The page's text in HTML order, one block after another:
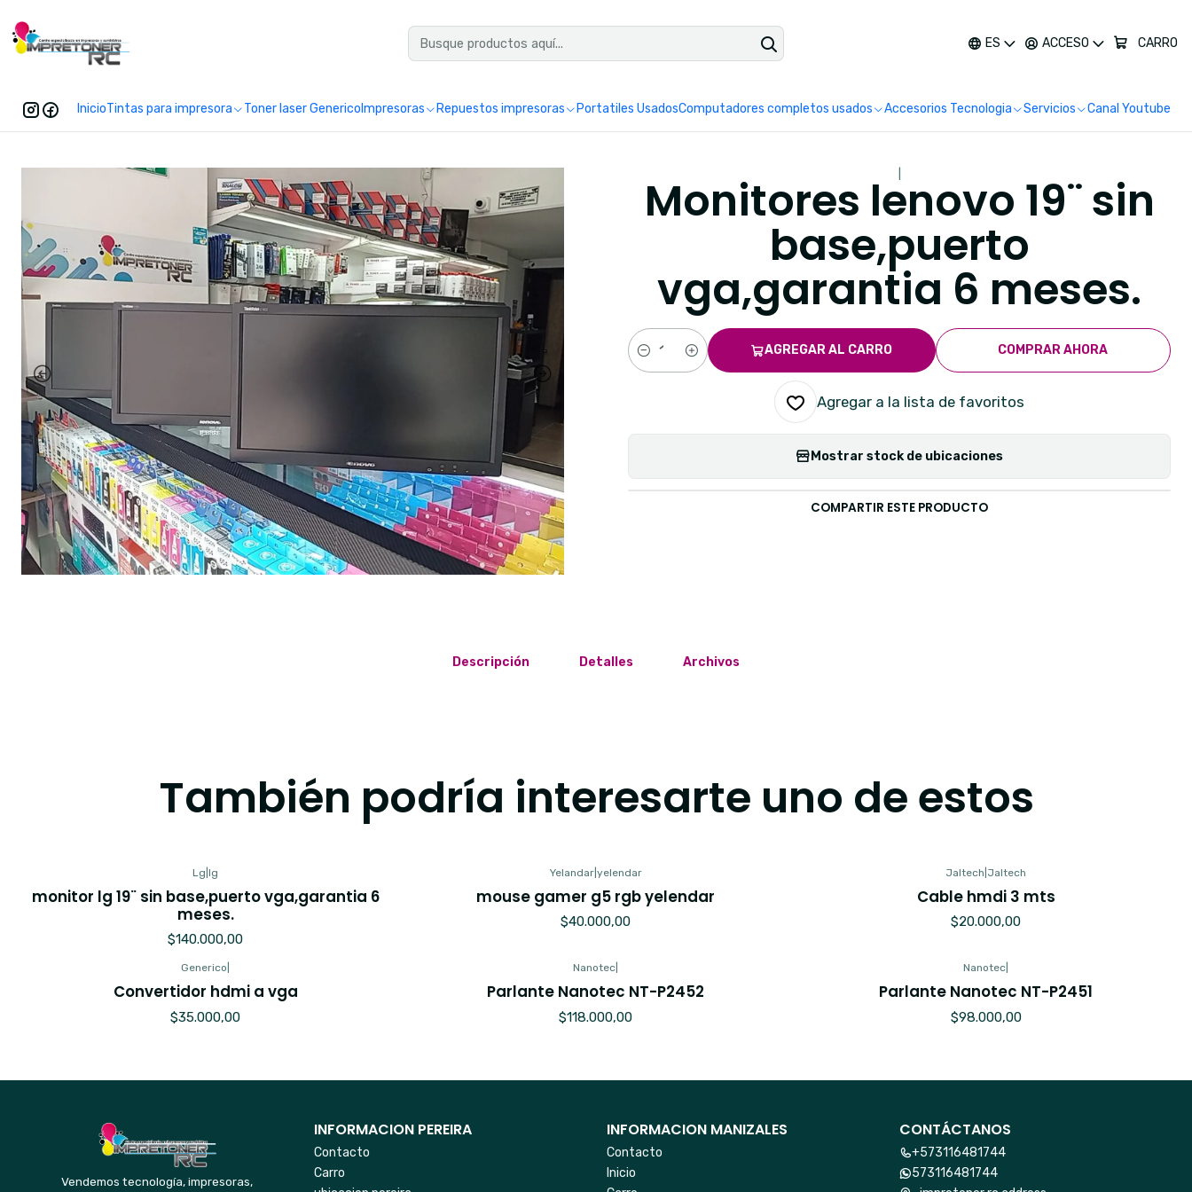
ES ACCESO CARRO
InicioTintas para impresora Toner laser Generico Impresoras Repuestos impresoras Portatiles UsadosComputadores completos usados Accesorios Tecnologia Servicios Canal Youtube
Monitores lenovo 19¨ sin
base,puerto
vga,garantia 6 meses.
Cantidad
AGREGAR AL CARRO COMPRAR AHORA
Agregar a la lista de favoritos
Mostrar stock de ubicaciones
COMPARTIR ESTE PRODUCTO
Descripción Detalles Archivos
También podría interesarte uno de estos
Lg |lg
monitor lg 19¨ sin base,puerto vga,garantia 6
meses.
$140.000,00
Yelandar| yelendar
mouse gamer g5 rgb yelendar
$40.000,00
Jaltech Jaltech
Cable hmdi 3 mts
$20.000,00
Generico
Convertidor hdmi a vga
$35.000,00
Nanotec
Parlante Nanotec NT-P2452
$118.000,00
Nanotec
Parlante Nanotec NT-P2451
$98.000,00
Vendemos tecnología, impresoras,
INFORMACION PEREIRA
Contacto
Carro
INFORMACION MANIZALES
Contacto
Inicio
CONTÁCTANOS
+573116481744
573116481744